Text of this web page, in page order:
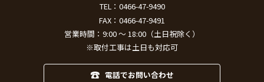
TEL： 0466-47-9490
FAX：0466-47-9491
営業時間：9:00 ～ 18:00（土日祝除く）
※取付工事は土日も対応可
電話でお問い合わせ